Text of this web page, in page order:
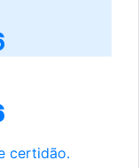
certidão.